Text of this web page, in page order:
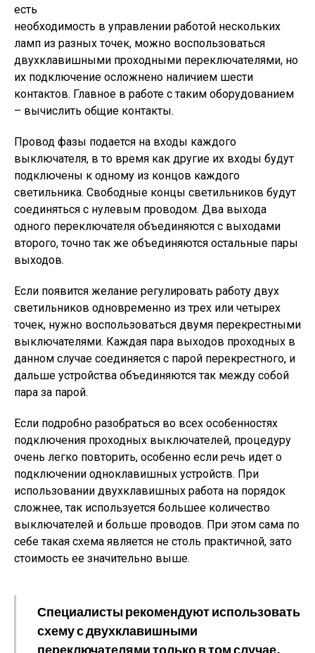
есть
необходимость в управлении работой нескольких
ламп из разных точек, можно воспользоваться
двухклавишными проходными переключателями, но
их подключение осложнено наличием шести
контактов. Главное в работе с таким оборудованием
– вычислить общие контакты.
Провод фазы подается на входы каждого
выключателя, в то время как другие их входы будут
подключены к одному из концов каждого
светильника. Свободные концы светильников будут
соединяться с нулевым проводом. Два выхода
одного переключателя объединяются с выходами
второго, точно так же объединяются остальные пары
выходов.
Если появится желание регулировать работу двух
светильников одновременно из трех или четырех
точек, нужно воспользоваться двумя перекрестными
выключателями. Каждая пара выходов проходных в
данном случае соединяется с парой перекрестного, и
дальше устройства объединяются так между собой
пара за парой.
Если подробно разобраться во всех особенностях
подключения проходных выключателей, процедуру
очень легко повторить, особенно если речь идет о
подключении одноклавишных устройств. При
использовании двухклавишных работа на порядок
сложнее, так используется большее количество
выключателей и больше проводов. При этом сама по
себе такая схема является не столь практичной, зато
стоимость ее значительно выше.
Специалисты рекомендуют использовать
схему с двухклавишными